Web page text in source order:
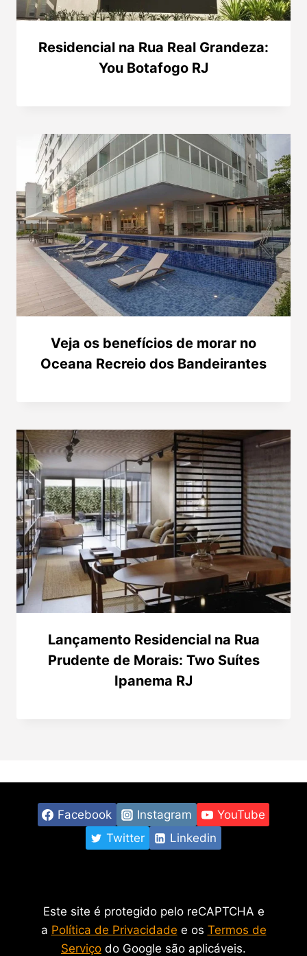
Residencial na Rua Real Grandeza:
You Botafogo RJ
Veja os benefícios de morar no
Oceana Recreio dos Bandeirantes
Lançamento Residencial na Rua
Prudente de Morais: Two Suítes
Ipanema RJ
Facebook Instagram
YouTube
Twitter
Linkedin
Este site é protegido pelo reCAPTCHA e
a Política de Privacidade e os Termos de
Serviço do Google são aplicáveis.